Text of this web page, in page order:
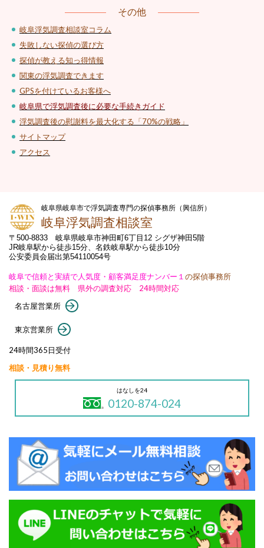
その他
岐阜浮気調査相談室コラム
失敗しない探偵の選び方
探偵が教える知っ得情報
関東の浮気調査できます
GPSを付けているお客様へ
岐阜県で浮気調査後に必要な手続きガイド
浮気調査後の慰謝料を最大化する「70%の戦略」
サイトマップ
アクセス
岐阜県岐阜市で浮気調査専門の探偵事務所（興信所）
岐阜浮気調査相談室
〒500-8833 岐阜県岐阜市神田町6丁目12 シグザ神田5階
JR岐阜駅から徒歩15分、名鉄岐阜駅から徒歩10分
公安委員会届出第54110054号
岐阜で信頼と実績で人気度・顧客満足度ナンバー１の探偵事務所
相談・面談は無料 県外の調査対応 24時間対応
名古屋営業所
東京営業所
24時間365日受付
相談・見積り無料
はなしを24
0120-874-024